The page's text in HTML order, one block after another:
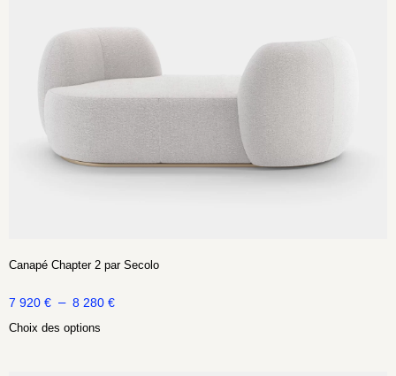
Canapé Chapter 2 par Secolo
7 920 € – 8 280 €
Choix des options